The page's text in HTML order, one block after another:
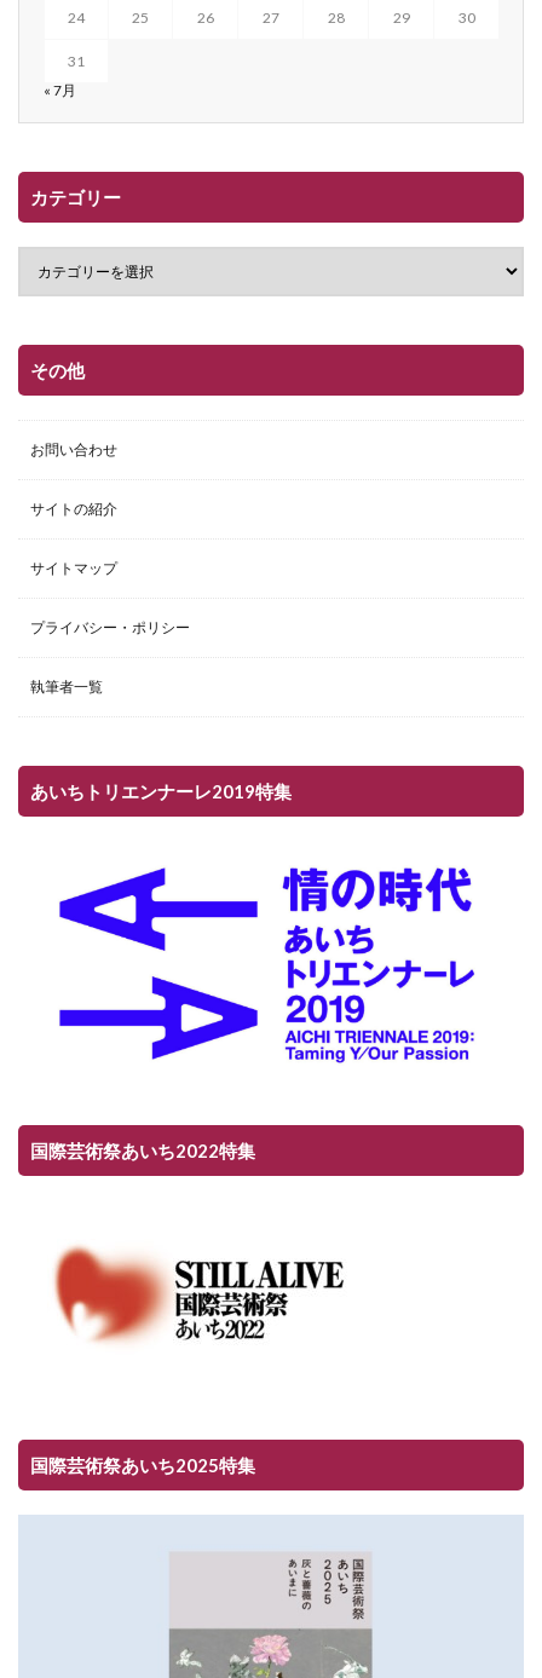
24 25 26 27 28 29 30
31
« 7月
カテゴリー
その他
お問い合わせ
サイトの紹介
サイトマップ
プライバシー・ポリシー
執筆者一覧
あいちトリエンナーレ2019特集
国際芸術祭あいち2022特集
国際芸術祭あいち2025特集